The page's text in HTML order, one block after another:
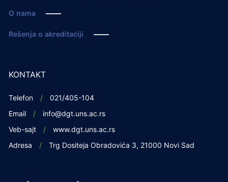
O nama
Rešenja o akreditaciji
KONTAKT
Telefon
021/405-104
Email
info@dgt.uns.ac.rs
Veb-sajt
www.dgt.uns.ac.rs
Adresa
Trg Dositeja Obradovića 3, 21000 Novi Sad